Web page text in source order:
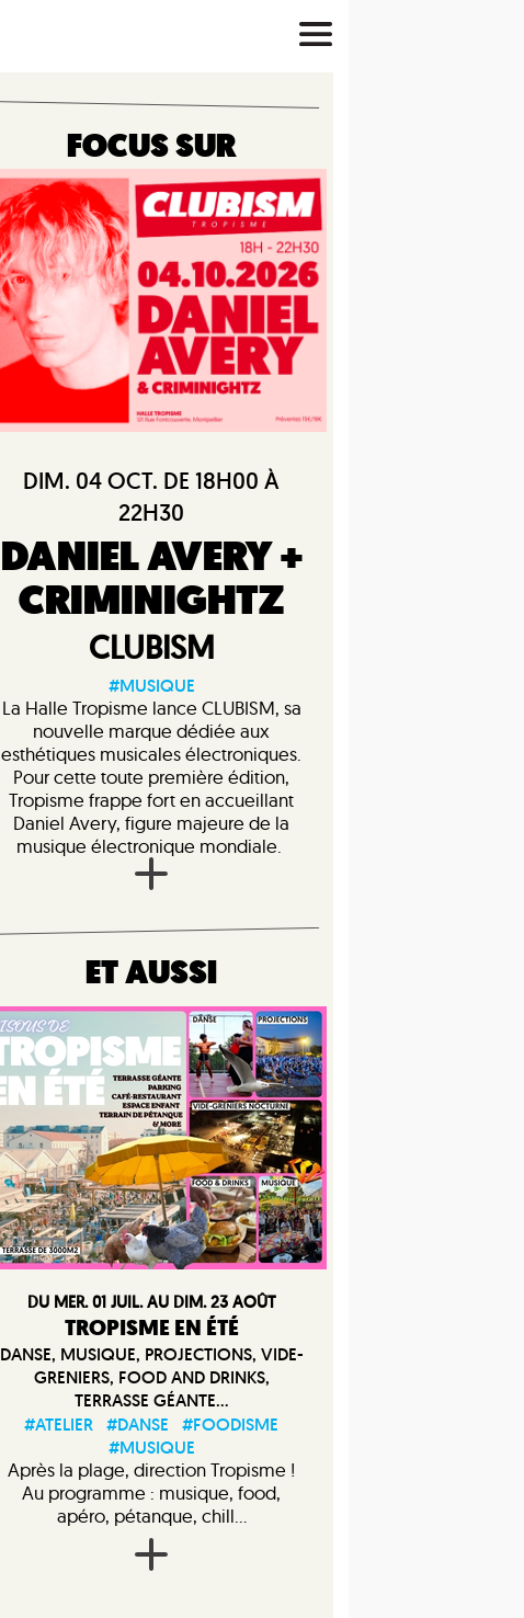
FOCUS SUR
DIM. 04 OCT. DE 18H00 À
22H30
DANIEL AVERY +
CRIMINIGHTZ
CLUBISM
#MUSIQUE
La Halle Tropisme lance CLUBISM, sa
nouvelle marque dédiée aux
esthétiques musicales électroniques.
Pour cette toute première édition,
Tropisme frappe fort en accueillant
Daniel Avery, figure majeure de la
musique électronique mondiale.
ET AUSSI
DU MER. 01 JUIL. AU DIM. 23 AOÛT
TROPISME EN ÉTÉ
DANSE, MUSIQUE, PROJECTIONS, VIDE-
GRENIERS, FOOD AND DRINKS,
TERRASSE GÉANTE...
#ATELIER #DANSE
#FOODISME
#MUSIQUE
Après la plage, direction Tropisme !
Au programme : musique, food,
apéro, pétanque, chill...